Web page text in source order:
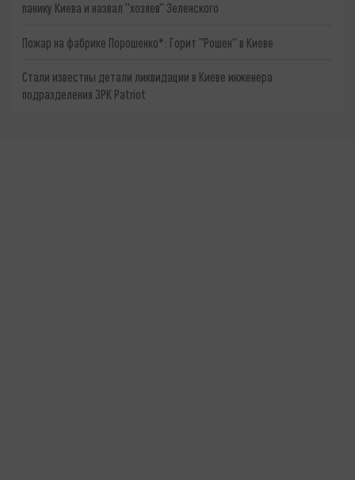
панику Киева и назвал "хозяев" Зеленского
Пожар на фабрике Порошенко*: Горит "Рошен" в Киеве
Стали известны детали ликвидации в Киеве инженера
подразделения ЗРК Patriot